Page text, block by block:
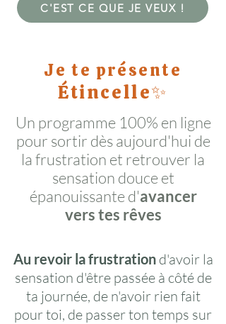
C'EST CE QUE JE VEUX !
Je te présente
Étincelle✨
Un programme 100% en ligne
pour sortir dès aujourd'hui de
la frustration et retrouver la
sensation douce et
épanouissante d'avancer
vers tes rêves
Au revoir la frustrationd'avoir la
sensation d'être passée à côté de
ta journée, de n'avoir rien fait
pour toi, de passer ton temps sur